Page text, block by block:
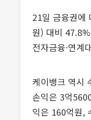
21일 금융권에
원) 대비
전자금융·연계
케이뱅크 역시
손익은 3억
익은 160억원,